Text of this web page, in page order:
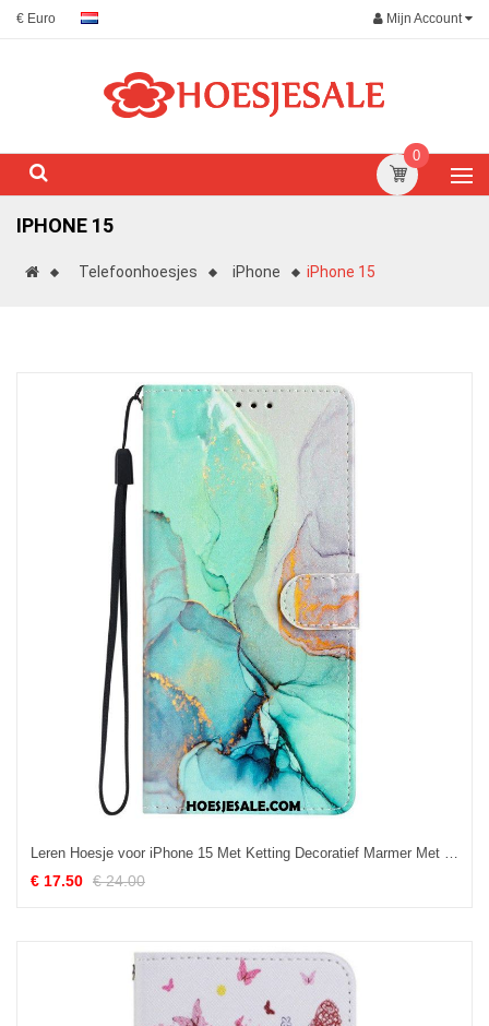
€ Euro Mijn Account
0
IPHONE 15
Telefoonhoesjes iPhone iPhone 15
Leren Hoesje voor iPhone 15 Met Ketting Decoratief Marmer Met Riempje
€ 17.50 € 24.00